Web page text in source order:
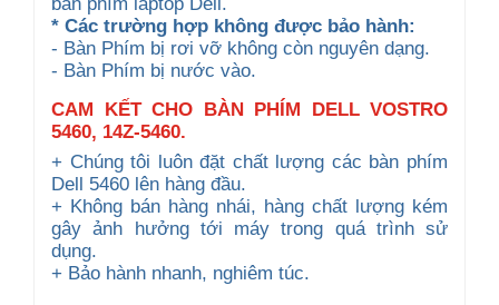
* Các trường hợp không được bảo hành:
- Bàn Phím bị rơi vỡ không còn nguyên dạng.
- Bàn Phím bị nước vào.
CAM KẾT CHO BÀN PHÍM DELL VOSTRO
5460, 14Z-5460.
+ Chúng tôi luôn đặt chất lượng các bàn phím
Dell 5460 lên hàng đầu.
+ Không bán hàng nhái, hàng chất lượng kém
gây ảnh hưởng tới máy trong quá trình sử
dụng.
+ Bảo hành nhanh, nghiêm túc.